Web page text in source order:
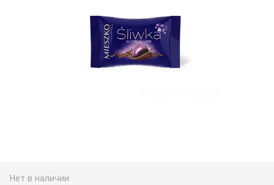
Нет в наличии